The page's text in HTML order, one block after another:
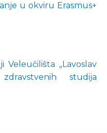
u okviru Erasmus+
„Lavoslav
studija